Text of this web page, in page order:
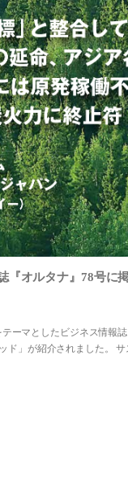
『オルタナ』78号に
ーマとしたビジネス情報
ド」が紹介されました。